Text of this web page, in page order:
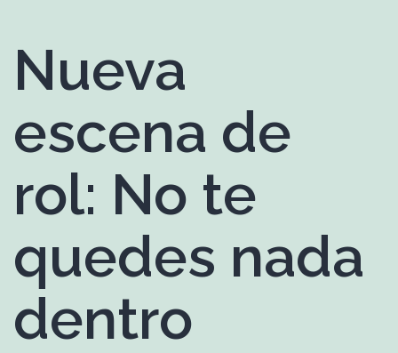
Nueva
escena de
rol: No te
quedes nada
dentro